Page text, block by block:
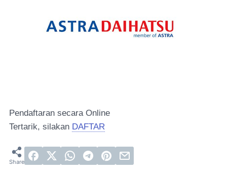
Pendaftaran secara Online
Tertarik, silakan DAFTAR